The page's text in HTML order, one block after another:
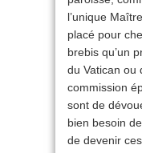
l’unique
placé pour
brebis qu’un
du Vatican ou
commission
sont de
bien besoin
de devenir